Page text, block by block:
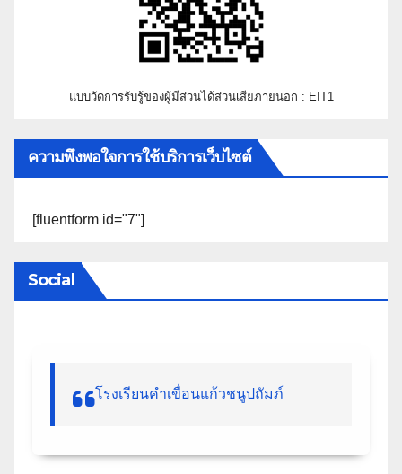
แบบวัดการรับรู้ของผู้มีส่วนได้ส่วนเสียภายนอก : EIT1
ความพึงพอใจการใช้บริการเว็บไซต์
[fluentform id="7"]
Social
โรงเรียนคำเขื่อนแก้วชนูปถัมภ์